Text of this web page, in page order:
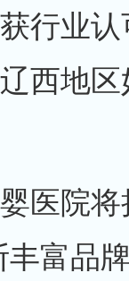
行业
西地
医院
丰富品